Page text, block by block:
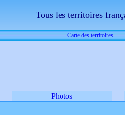
Tous les territoires
Carte des territoires
Photos